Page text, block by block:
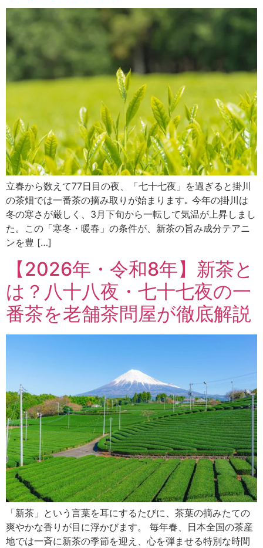
立春から数えて77日目の夜、「七十七夜」を過ぎると掛川
の茶畑では一番茶の摘み取りが始まります｡ 今年の掛川は
冬の寒さが厳しく、3月下旬から一転して気温が上昇しまし
た。この「寒冬・暖春」の条件が、新茶の旨み成分テアニ
ンを豊 […]
【2026年・令和8年】新茶と
は？八十八夜・七十七夜の一
番茶を老舗茶問屋が徹底解説
「新茶」という言葉を耳にするたびに、茶葉の摘みたての
爽やかな香りが目に浮かびます。 毎年春、日本全国の茶産
地では一斉に新茶の季節を迎え、心を弾ませる特別な時間